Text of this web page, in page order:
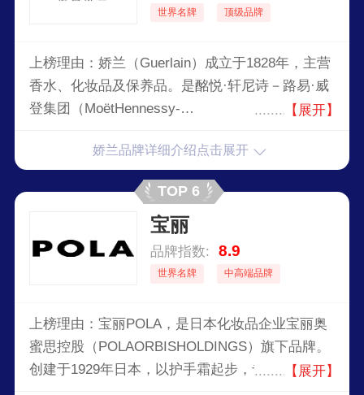
世界名牌 顶级品牌
上榜理由：娇兰（Guerlain）成立于1828年，主营
香水、化妆品及保养品。是酩悦·轩尼诗－路易·威
登集团（MoëtHennessy-
享有盛誉的国际品牌，自创办以来，推出的娇兰香
水品种超过300多种。这个香氛王国一抹最骄艳的
骄子，一百多年来，娇兰以她那特有的贵族气质与
幽雅浪漫的品质保障，奠定了它在法国及世界上的
品牌地位。
【展开】
娇兰品牌详细介绍点击展开
TOP 6
宝丽
品牌指数: 8.9
世界名牌 中高端品牌
上榜理由：宝丽POLA，是日本化妆品企业宝丽奥
蜜思控股（POLAORBISHOLDINGS）旗下品牌。
创建于1929年日本，以护手霜起步，专注于抗老护
【展开】